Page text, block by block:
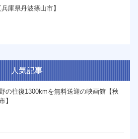
兵庫県丹波篠山市】
人気記事
の往復1300kmを無料送迎の映画館【秋
】